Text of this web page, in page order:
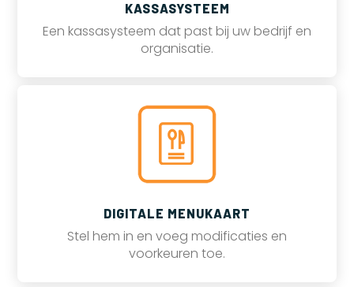
KASSASYSTEEM
Een kassasysteem dat past bij uw bedrijf en
organisatie.
DIGITALE MENUKAART
Stel hem in en voeg modificaties en
voorkeuren toe.